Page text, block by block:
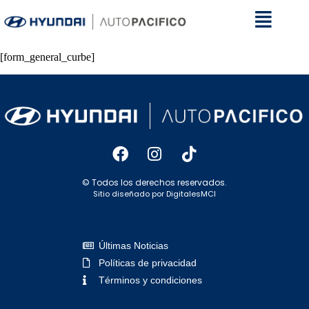
[form_general_curbe]
© Todos los derechos reservados.
Sitio diseñado por DigitalesMCI
Últimas Noticias
Políticas de privacidad
Términos y condiciones